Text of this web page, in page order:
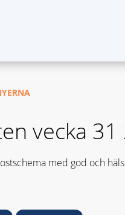
vecka
med god och